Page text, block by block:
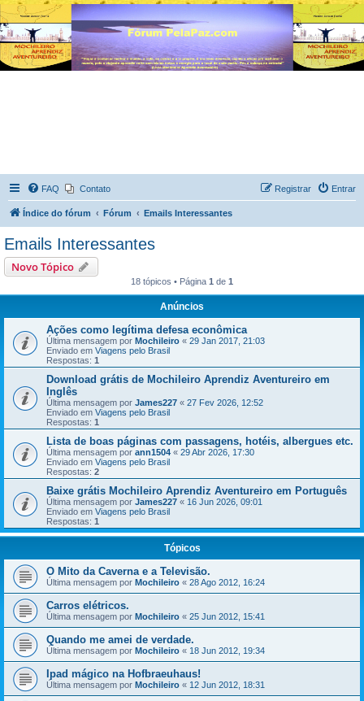
FAQ Contato Entrar
Registrar
Índice do fórum Fórum Emails Interessantes
Emails Interessantes
Novo Tópico
18 tópicos • Página 1 de 1
Anúncios
Ações como legítima defesa econômica
Última mensagem por Mochileiro « 29 Jan 2017, 21:03
Enviado em Viagens pelo Brasil
Respostas: 1
Download grátis de Mochileiro Aprendiz Aventureiro em
Inglês
Última mensagem por James227 « 27 Fev 2026, 12:52
Enviado em Viagens pelo Brasil
Respostas: 1
Lista de boas páginas com passagens, hotéis, albergues etc.
Última mensagem por ann1504 « 29 Abr 2026, 17:30
Enviado em Viagens pelo Brasil
Respostas: 2
Baixe grátis Mochileiro Aprendiz Aventureiro em Português
Última mensagem por James227 « 16 Jun 2026, 09:01
Enviado em Viagens pelo Brasil
Respostas: 1
Tópicos
O Mito da Caverna e a Televisão.
Última mensagem por Mochileiro « 28 Ago 2012, 16:24
Carros elétricos.
Última mensagem por Mochileiro « 25 Jun 2012, 15:41
Quando me amei de verdade.
Última mensagem por Mochileiro « 18 Jun 2012, 19:34
Ipad mágico na Hofbraeuhaus!
Última mensagem por Mochileiro « 12 Jun 2012, 18:31